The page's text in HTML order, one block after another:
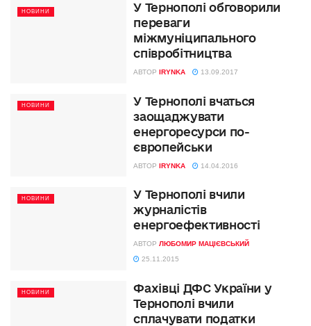
НОВИНИ
У Тернополі обговорили
переваги
міжмуніципального
співробітництва
АВТОР IRYNKA 13.09.2017
НОВИНИ
У Тернополі вчаться
заощаджувати
енергоресурси по-
європейськи
АВТОР IRYNKA 14.04.2016
НОВИНИ
У Тернополі вчили
журналістів
енергоефективності
АВТОР ЛЮБОМИР МАЦІЄВСЬКИЙ
25.11.2015
НОВИНИ
Фахівці ДФС України у
Тернополі вчили
сплачувати податки